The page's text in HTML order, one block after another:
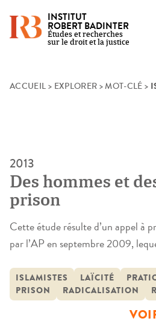
Skip
INSTITUT
ROBERT BADINTER
Études et recherches
sur le droit et la justice
ACCUEIL > EXPLORER >MOT-CLÉ >
2013
Des hommes et
prison
Cette étude résulte d’un appel à
par l’AP en septembre 2009,
religieuses de la population
de l’ajustement entre l’offre
dominée par les cultes
ISLAMISTES LAÏCITÉ
PRISON
RADICALISATION